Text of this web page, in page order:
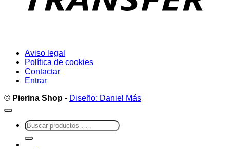
Aviso legal
Política de cookies
Contactar
Entrar
© Pierina Shop - Diseño: Daniel Más
Buscar
por: